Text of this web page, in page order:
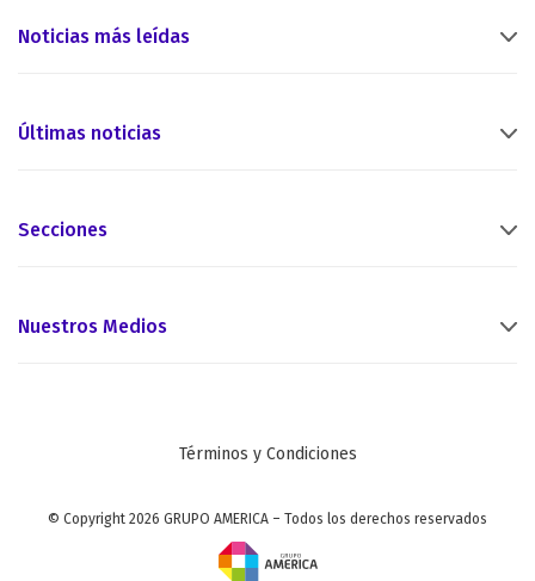
Noticias más leídas
Últimas noticias
Secciones
Nuestros Medios
Términos y Condiciones
© Copyright 2026 GRUPO AMERICA – Todos los derechos reservados